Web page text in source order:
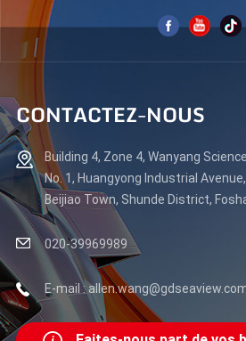
CONTACTEZ-NOUS
Building 4, Zone 4, Wanyang
No. 1, Huangyong Industrial
Beijiao Town, Shunde District,
020-39969989
E-mail :